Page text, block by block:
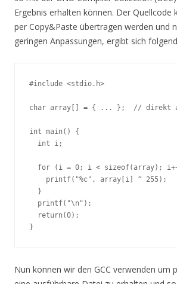
Ergebnis erhalten können. Der Quellcode
per Copy&Paste übertragen werden und
geringen Anpassungen, ergibt sich
#include <stdio.h>
char array[] = { ... };  // direkt
int main() {
  int i;
for (i = 0; i < sizeof(array);
    printf("%c", array[i] ^ 255);
  }
  printf("\n");
  return(0);
}
Nun können wir den GCC verwenden um